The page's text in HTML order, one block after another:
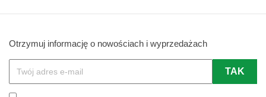
Otrzymuj informację o nowościach i wyprzedażach